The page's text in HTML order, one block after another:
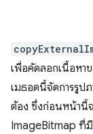
เพื่อคัดลอกเนื้อหา
เมธอดนี้จัดการรูป
ต้อง ซึ่งก่อนหน้านี้
ImageBitmap ที่มี